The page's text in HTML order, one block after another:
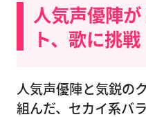
人気声優陣
ト、歌に挑戦
人気声優陣と気鋭の
組んだ、セカイ系バ